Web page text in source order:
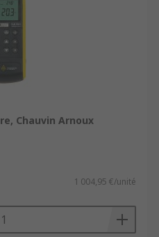
Chauvin Arnoux
1 004,95 €/unité